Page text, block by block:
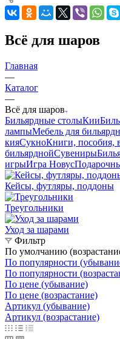
Всё для шаров
Главная
—
Каталог
—
Всё для шаров
Бильярдные столыКии
лампыМебель для
кияСукноКниги, пособия,
бильярднойСувениры
игрыИгра Новус
Кейсы, футляры, поддоны
Треугольники
Уход за шарами
Фильтр
По умолчанию
По популярности
По популярности
По цене (убывание)
По цене (возрастание)
Артикул (убывание)
Артикул (возрастание)